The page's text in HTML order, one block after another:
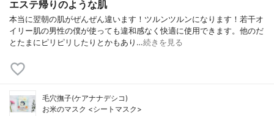
エステ帰りのような肌
本当に翌朝の肌がぜんぜん違います！ツルンツルンになります！若干オ
イリー肌の男性の僕が使っても違和感なく快適に使用できます。他のだ
とたまにピリピリしたりとかもあり…続きを見る
毛穴撫子(ケアナナデシコ)
お米のマスク <シートマスク>